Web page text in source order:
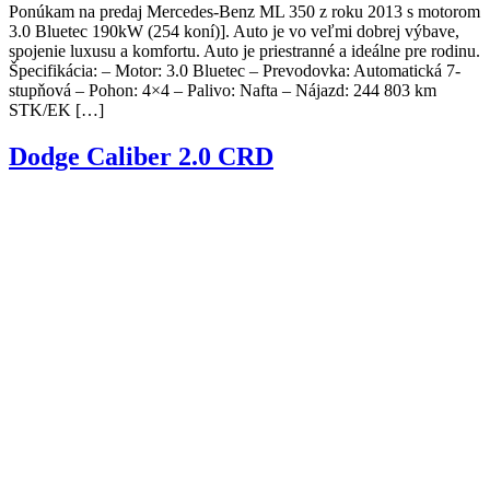
Ponúkam na predaj Mercedes-Benz ML 350 z roku 2013 s motorom
3.0 Bluetec 190kW (254 koní)]. Auto je vo veľmi dobrej výbave,
spojenie luxusu a komfortu. Auto je priestranné a ideálne pre rodinu.
Špecifikácia: – Motor: 3.0 Bluetec – Prevodovka: Automatická 7-
stupňová – Pohon: 4×4 – Palivo: Nafta – Nájazd: 244 803 km
STK/EK […]
Dodge Caliber 2.0 CRD